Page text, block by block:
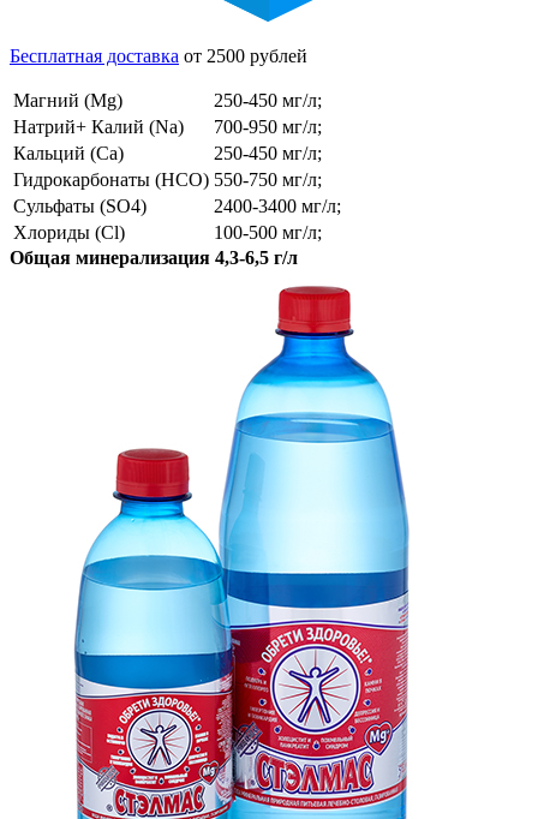
Бесплатная доставка от 2500 рублей
Магний (Mg)
250-450 мг/л;
Натрий+ Калий (Na)
700-950 мг/л;
Кальций (Ca)
250-450 мг/л;
Гидрокарбонаты (HCO) 550-750 мг/л;
Сульфаты (SO4)
2400-3400 мг/л;
Хлориды (Cl)
100-500 мг/л;
Общая минерализация 4,3-6,5 г/л